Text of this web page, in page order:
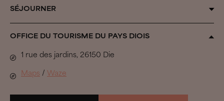
Qui sommes-nous ?
Au fil des saisons
Biovallée®
Pastoralisme
SÉJOURNER
Organiser son séjour
Tous les hébergements
Se défouler
OFFICE DU TOURISME DU PAYS DIOIS
1 rue des jardins, 26150 Die
Maps / Waze